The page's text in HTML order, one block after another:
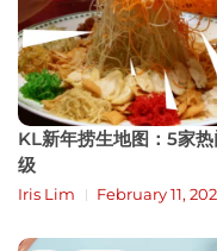
KL新年捞生地图：5家
级
Iris Lim February 11,